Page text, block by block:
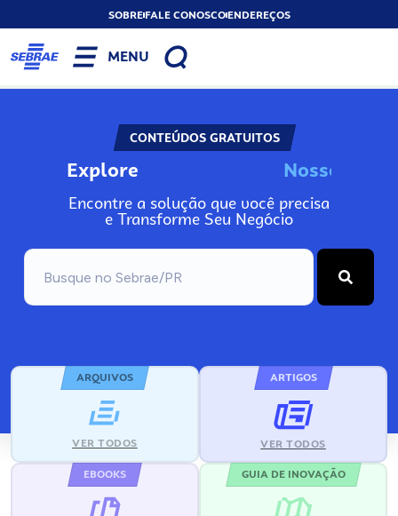
SOBREFALE CONOSCOENDEREÇOS
MENU
CONTEÚDOS GRATUITOS
Explore Nos
N
Encontre a solução que você precisa
e Transforme Seu Negócio
ARQUIVOS
VER TODOS
ARTIGOS
VER TODOS
EBOOKS GUIA DE INOVAÇÃO